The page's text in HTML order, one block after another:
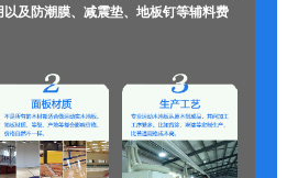
及防潮膜、减震垫、地板钉等辅料费